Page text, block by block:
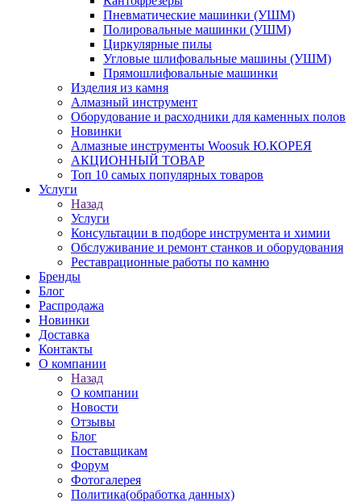
Пневматические машинки (УШМ)
Полировальные машинки (УШМ)
Циркулярные пилы
Угловые шлифовальные машины (УШМ)
Прямошлифовальные машинки
Изделия из камня
Алмазный инструмент
Оборудование и расходники для каменных полов
Новинки
Алмазные инструменты Woosuk Ю.КОРЕЯ
АКЦИОННЫЙ ТОВАР
Топ 10 самых популярных товаров
Услуги
Назад
Услуги
Консультации в подборе инструмента и химии
Обслуживание и ремонт станков и оборудования
Реставрационные работы по камню
Бренды
Блог
Распродажа
Новинки
Доставка
Контакты
О компании
Назад
О компании
Новости
Отзывы
Блог
Поставщикам
Форум
Фотогалерея
Политика(обработка данных)